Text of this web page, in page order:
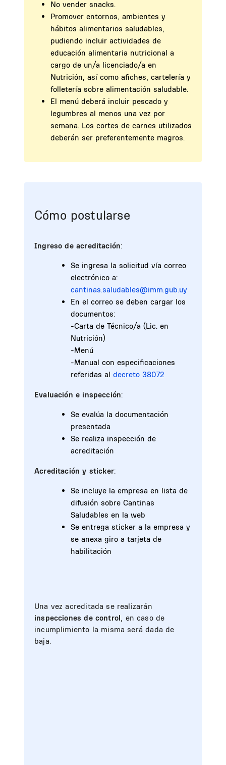
No vender snacks.
Promover entornos, ambientes y
hábitos alimentarios saludables,
pudiendo incluir actividades de
educación alimentaria nutricional a
cargo de un/a licenciado/a en
Nutrición, así como afiches, cartelería y
folletería sobre alimentación saludable.
El menú deberá incluir pescado y
legumbres al menos una vez por
semana. Los cortes de carnes utilizados
deberán ser preferentemente magros.
Cómo postularse
Ingreso de acreditación:
Se ingresa la solicitud vía correo
electrónico a:
cantinas.saludables@imm.gub.uy
En el correo se deben cargar los
documentos:
-Carta de Técnico/a (Lic. en
Nutrición)
-Menú
-Manual con especificaciones
referidas al decreto 38072
Evaluación e inspección:
Se evalúa la documentación
presentada
Se realiza inspección de
acreditación
Acreditación y sticker:
Se incluye la empresa en lista de
difusión sobre Cantinas
Saludables en la web
Se entrega sticker a la empresa y
se anexa giro a tarjeta de
habilitación
Una vez acreditada se realizarán
inspecciones de control, en caso de
incumplimiento la misma será dada de
baja.